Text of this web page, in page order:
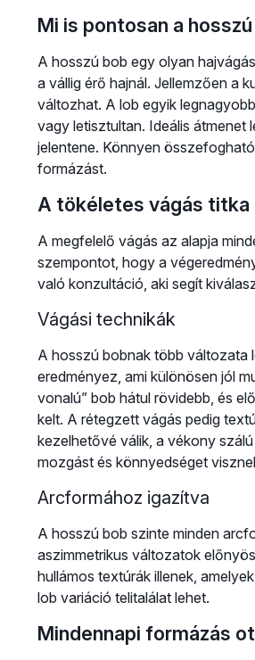
Mi is pontosan a
A hosszú bob egy olyan
a vállig érő hajnál. Jellemzően a
változhat. A lob egyik
vagy letisztultan. Ideális átmenet
jelentene. Könnyen
formázást.
A tökéletes vágás titka
A megfelelő vágás az alapja
szempontot, hogy a
való konzultáció, aki segít
Vágási technikák
A hosszú bobnak több változata
eredményez, ami különösen jól
vonalú” bob hátul rövidebb, és
kelt. A rétegzett vágás pedig
kezelhetővé válik, a vékony
mozgást és könnyedséget
Arcformához igazítva
A hosszú bob szinte minden
aszimmetrikus változatok
hullámos textúrák illenek,
lob variáció telitalálat lehet.
Mindennapi formázás